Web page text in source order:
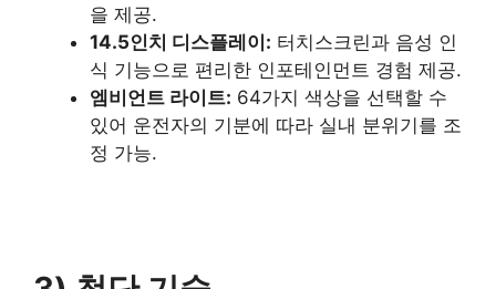
을 제공.
14.5인치 디스플레이: 터치스크린과 음성 인
식 기능으로 편리한 인포테인먼트 경험 제공.
엠비언트 라이트: 64가지 색상을 선택할 수
있어 운전자의 기분에 따라 실내 분위기를 조
정 가능.